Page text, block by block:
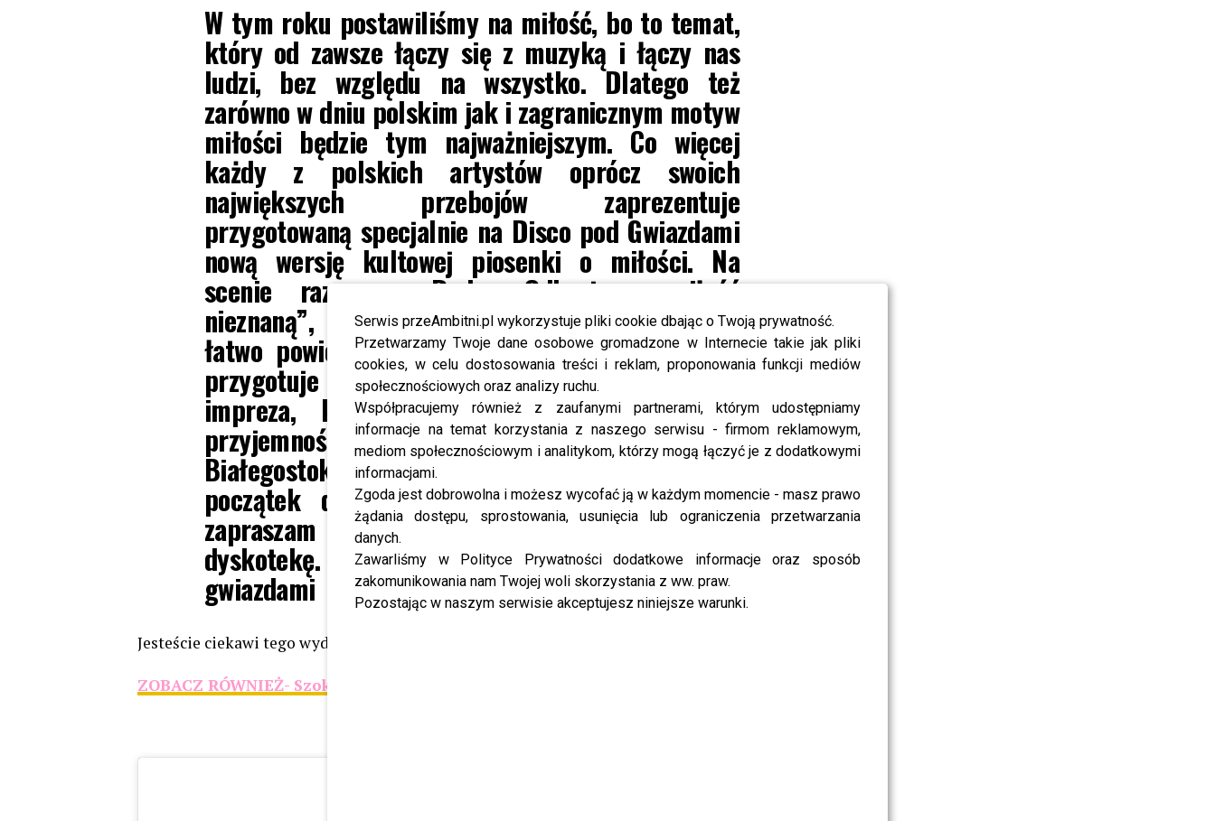
Serwis przeAmbitni.pl wykorzystuje pliki cookie dbając o Twoją prywatność.
Przetwarzamy Twoje dane osobowe gromadzone w Internecie takie jak pliki
cookies, w celu dostosowania treści i reklam, proponowania funkcji mediów
społecznościowych oraz analizy ruchu.
Współpracujemy również z zaufanymi partnerami, którym udostępniamy
informacje na temat korzystania z naszego serwisu - firmom reklamowym,
mediom społecznościowym i analitykom, którzy mogą łączyć je z dodatkowymi
informacjami.
Zgoda jest dobrowolna i możesz wycofać ją w każdym momencie - masz prawo
żądania dostępu, sprostowania, usunięcia lub ograniczenia przetwarzania
danych.
Zawarliśmy w Polityce Prywatności dodatkowe informacje oraz sposób
zakomunikowania nam Twojej woli skorzystania z ww. praw.
Pozostając w naszym serwisie akceptujesz niniejsze warunki.
W tym roku postawiliśmy na miłość, bo to temat,
który od zawsze łączy się z muzyką i łączy nas
ludzi, bez względu na wszystko. Dlatego też
zarówno w dniu polskim jak i zagranicznym motyw
miłości będzie tym najważniejszym. Co więcej
każdy z polskich artystów oprócz swoich
największych przebojów zaprezentuje
przygotowaną specjalnie na Disco pod Gwiazdami
nową wersję kultowej piosenki o miłości. Na
scenie razem z Dodą „Odkryjemy miłość
nieznaną”, Mezo zaśpiewa, że „Kochać , jak to
łatwo powiedzieć” a Feel specjalnie dla widzów
przygotuje „Wielką miłość”. Cieszę się, że
impreza, którą po raz szósty będę miała
przyjemność reżyserować, zawitała do
Białegostoku. Mam nadzieję, że to będzie piękny
początek dłuższej historii. Dlatego już teraz
zapraszam całe Podlasie, na największą
dyskotekę. Kochajmy się i bawmy razem pod
gwiazdami
Jesteście ciekawi tego wydarzenia?
ZOBACZ RÓWNIEŻ- Szokujące wyznanie Anny Korcz- chciałaby zostać kloszardem